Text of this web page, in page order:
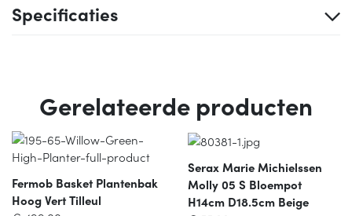
Specificaties
Gerelateerde producten
Fermob Basket Plantenbak
Hoog Vert Tilleul
Serax Marie Michielssen
Molly 05 S Bloempot
H14cm D18.5cm Beige